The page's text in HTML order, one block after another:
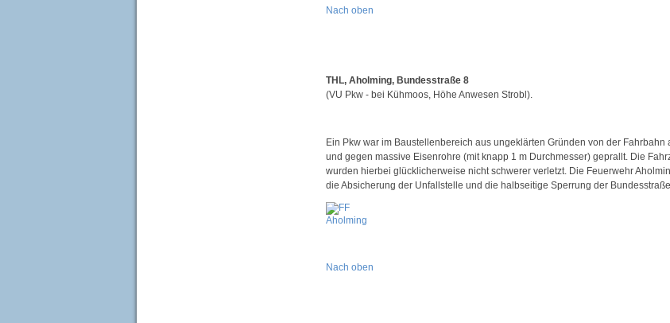
Nach oben
THL, Aholming, Bundesstraße 8
(VU Pkw - bei Kühmoos, Höhe Anwesen Strobl).
Ein Pkw war im Baustellenbereich aus ungeklärten Gründen von der Fahrbahn
und gegen massive Eisenrohre (mit knapp 1 m Durchmesser) geprallt. Die
wurden hierbei glücklicherweise nicht schwerer verletzt. Die Feuerwehr
die Absicherung der Unfallstelle und die halbseitige Sperrung der
Nach oben